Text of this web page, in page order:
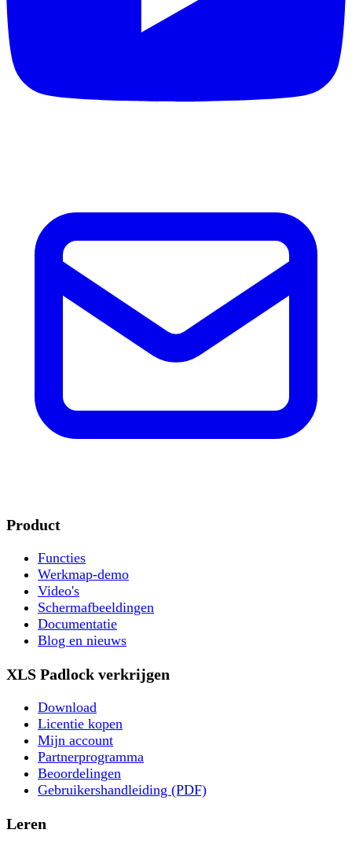
Product
Functies
Werkmap-demo
Video's
Schermafbeeldingen
Documentatie
Blog en nieuws
XLS Padlock verkrijgen
Download
Licentie kopen
Mijn account
Partnerprogramma
Beoordelingen
Gebruikershandleiding (PDF)
Leren